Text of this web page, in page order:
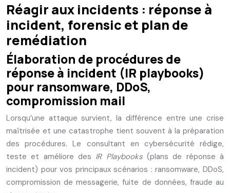
Réagir aux incidents : réponse à
incident, forensic et plan de
remédiation
Élaboration de procédures de
réponse à incident (IR playbooks)
pour ransomware, DDoS,
compromission mail
Lorsqu’une attaque survient, la différence entre une crise
maîtrisée et une catastrophe tient souvent à la préparation
des procédures. Le consultant en cybersécurité rédige,
teste et améliore des IR Playbooks(plans de réponse à
incident) pour vos principaux scénarios : ransomware, DDoS,
compromission de messagerie, fuite de données, fraude au